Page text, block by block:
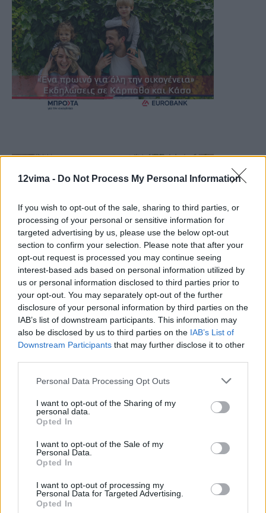
12vima - Do Not Process My Personal Information
If you wish to opt-out of the sale, sharing to third parties, or
processing of your personal or sensitive information for
targeted advertising by us, please use the below opt-out
section to confirm your selection. Please note that after your
opt-out request is processed you may continue seeing
interest-based ads based on personal information utilized by
us or personal information disclosed to third parties prior to
your opt-out. You may separately opt-out of the further
disclosure of your personal information by third parties on the
IAB’s list of downstream participants. This information may
also be disclosed by us to third parties on the IAB’s List of
Downstream Participants that may further disclose it to other
Personal Data Processing Opt Outs
I want to opt-out of the Sharing of my
personal data.
Opted In
I want to opt-out of the Sale of my
Personal Data.
Opted In
I want to opt-out of processing my
Personal Data for Targeted Advertising.
Opted In